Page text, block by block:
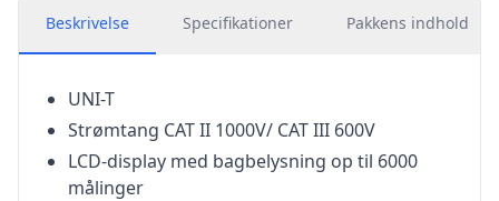
Beskrivelse Specifikationer Pakkens indhold
UNI-T
Strømtang CAT II 1000V/ CAT III 600V
LCD-display med bagbelysning op til 6000
målinger